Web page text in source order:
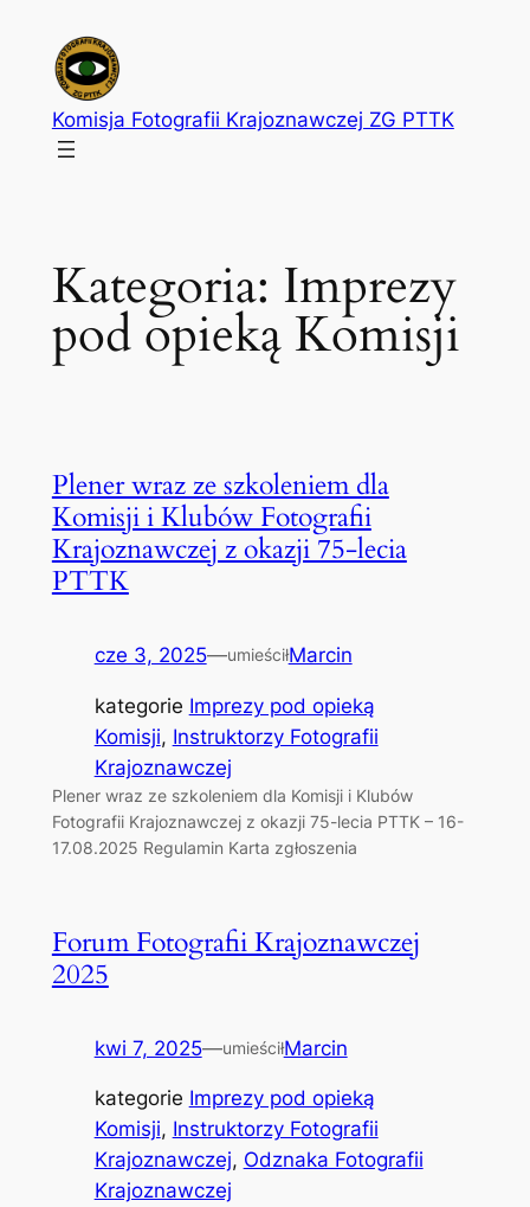
treści
Komisja Fotografii Krajoznawczej ZG PTTK
Kategoria: Imprezy
pod opieką Komisji
Plener wraz ze szkoleniem dla
Komisji i Klubów Fotografii
Krajoznawczej z okazji 75-lecia
PTTK
cze 3, 2025—umieściłMarcin
kategorie Imprezy pod opieką
Komisji, Instruktorzy Fotografii
Krajoznawczej
Plener wraz ze szkoleniem dla Komisji i Klubów
Fotografii Krajoznawczej z okazji 75-lecia PTTK – 16-
17.08.2025 Regulamin Karta zgłoszenia
Forum Fotografii Krajoznawczej
2025
kwi 7, 2025—umieściłMarcin
kategorie Imprezy pod opieką
Komisji, Instruktorzy Fotografii
Krajoznawczej, Odznaka Fotografii
Krajoznawczej